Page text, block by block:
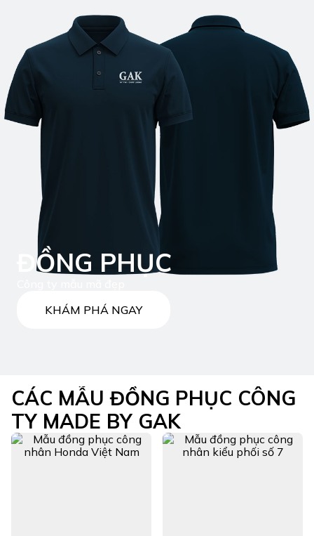
ĐỒNG PHỤC
KHÁM PHÁ NGAY
CÁC MẪU ĐỒNG PHỤC CÔNG
TY MADE BY GAK